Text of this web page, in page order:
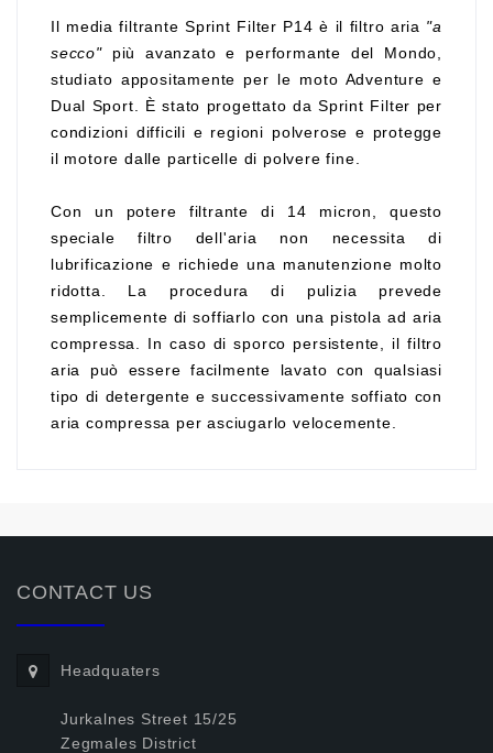
Il media filtrante Sprint Filter P14 è il filtro aria "a
secco"più avanzato e performante del Mondo,
studiato appositamente per le moto Adventure e
Dual Sport. È stato progettato da Sprint Filter per
condizioni difficili e regioni polverose e protegge
il motore dalle particelle di polvere fine.
Con un potere filtrante di 14 micron, questo
speciale filtro dell'aria non necessita di
lubrificazione e richiede una manutenzione molto
ridotta. La procedura di pulizia prevede
semplicemente di soffiarlo con una pistola ad aria
compressa. In caso di sporco persistente, il filtro
aria può essere facilmente lavato con qualsiasi
tipo di detergente e successivamente soffiato con
aria compressa per asciugarlo velocemente.
CONTACT US
Headquaters
Jurkalnes Street 15/25
Zegmales District